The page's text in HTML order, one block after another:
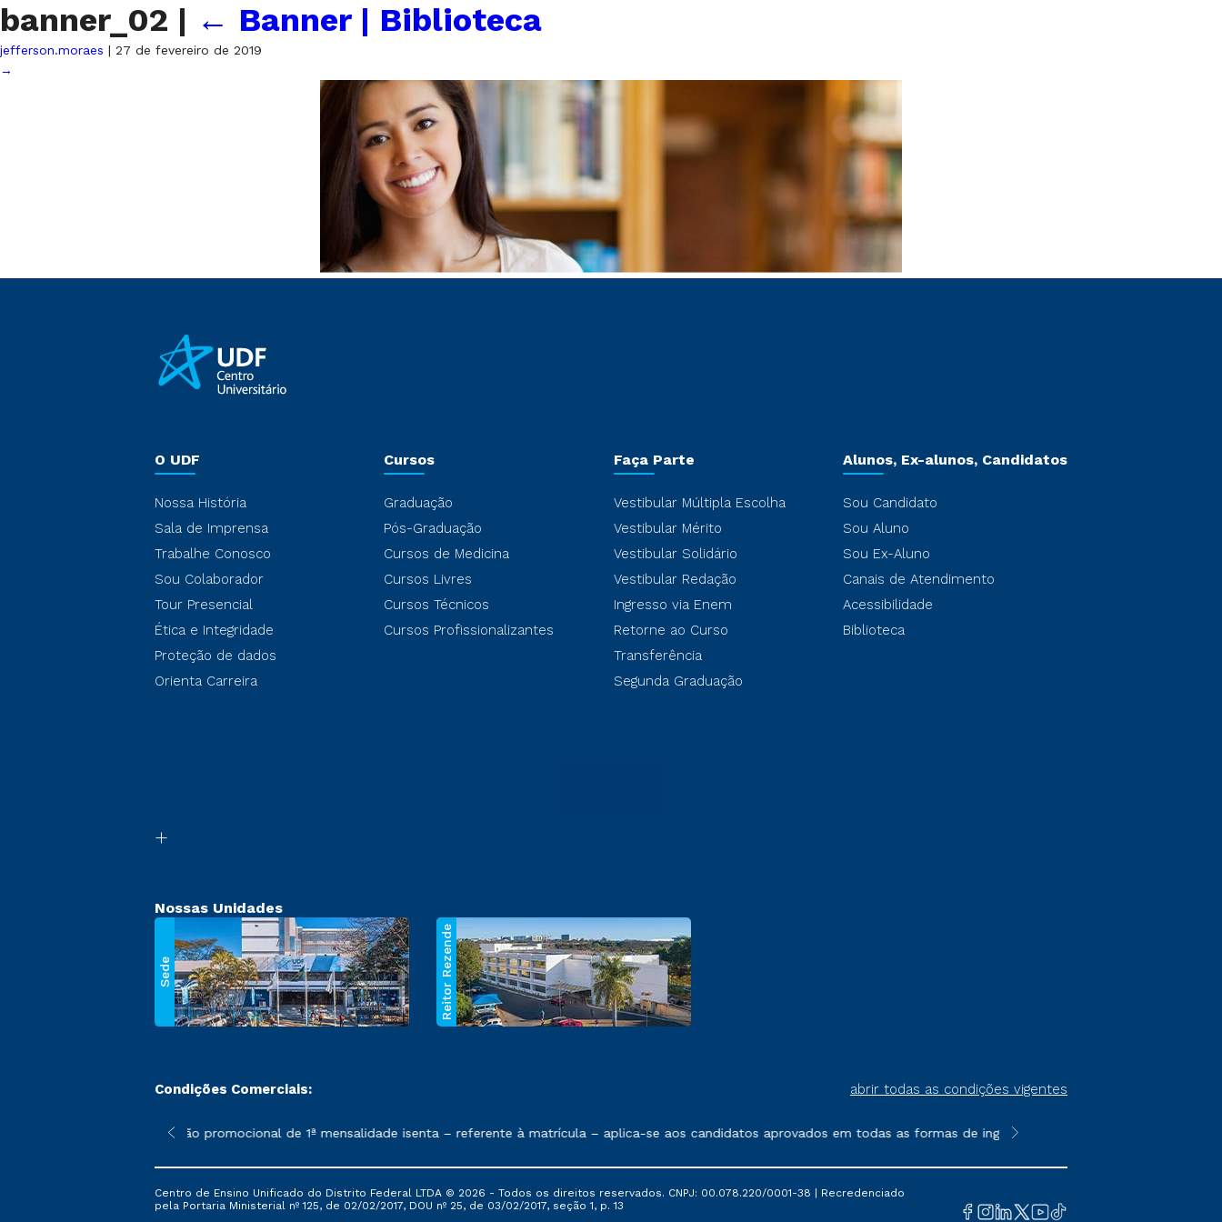
banner_02 | ← Banner | Biblioteca
jefferson.moraes | 27 de fevereiro de 2019
→
O UDF
Nossa História
Sala de Imprensa
Trabalhe Conosco
Sou Colaborador
Tour Presencial
Ética e Integridade
Proteção de dados
Orienta Carreira
Cursos
Graduação
Pós-Graduação
Cursos de Medicina
Cursos Livres
Cursos Técnicos
Cursos Profissionalizantes
Faça Parte
Vestibular Múltipla Escolha
Vestibular Mérito
Vestibular Solidário
Vestibular Redação
Ingresso via Enem
Retorne ao Curso
Transferência
Segunda Graduação
Alunos, Ex-alunos, Candidatos
Sou Candidato
Sou Aluno
Sou Ex-Aluno
Canais de Atendimento
Acessibilidade
Biblioteca
Nossas Unidades
Sede Reitor Rezende
Condições Comerciais: abrir todas as condições vigentes
sofrer alterações nos períodos de rematrícula conforme exposto no contrato de prestação de serviços.
*A condição promocional de 1ª mensalidade isenta – referente à matrícula – aplica-se aos candidatos aprovados em todas as formas de ingresso, exceto na prova on-line ou
**Semipresencial é um formato do
Centro de Ensino Unificado do Distrito Federal LTDA © 2026 - Todos os direitos reservados. CNPJ: 00.078.220/0001-38 | Recredenciado
pela Portaria Ministerial nº 125, de 02/02/2017, DOU nº 25, de 03/02/2017, seção 1, p. 13